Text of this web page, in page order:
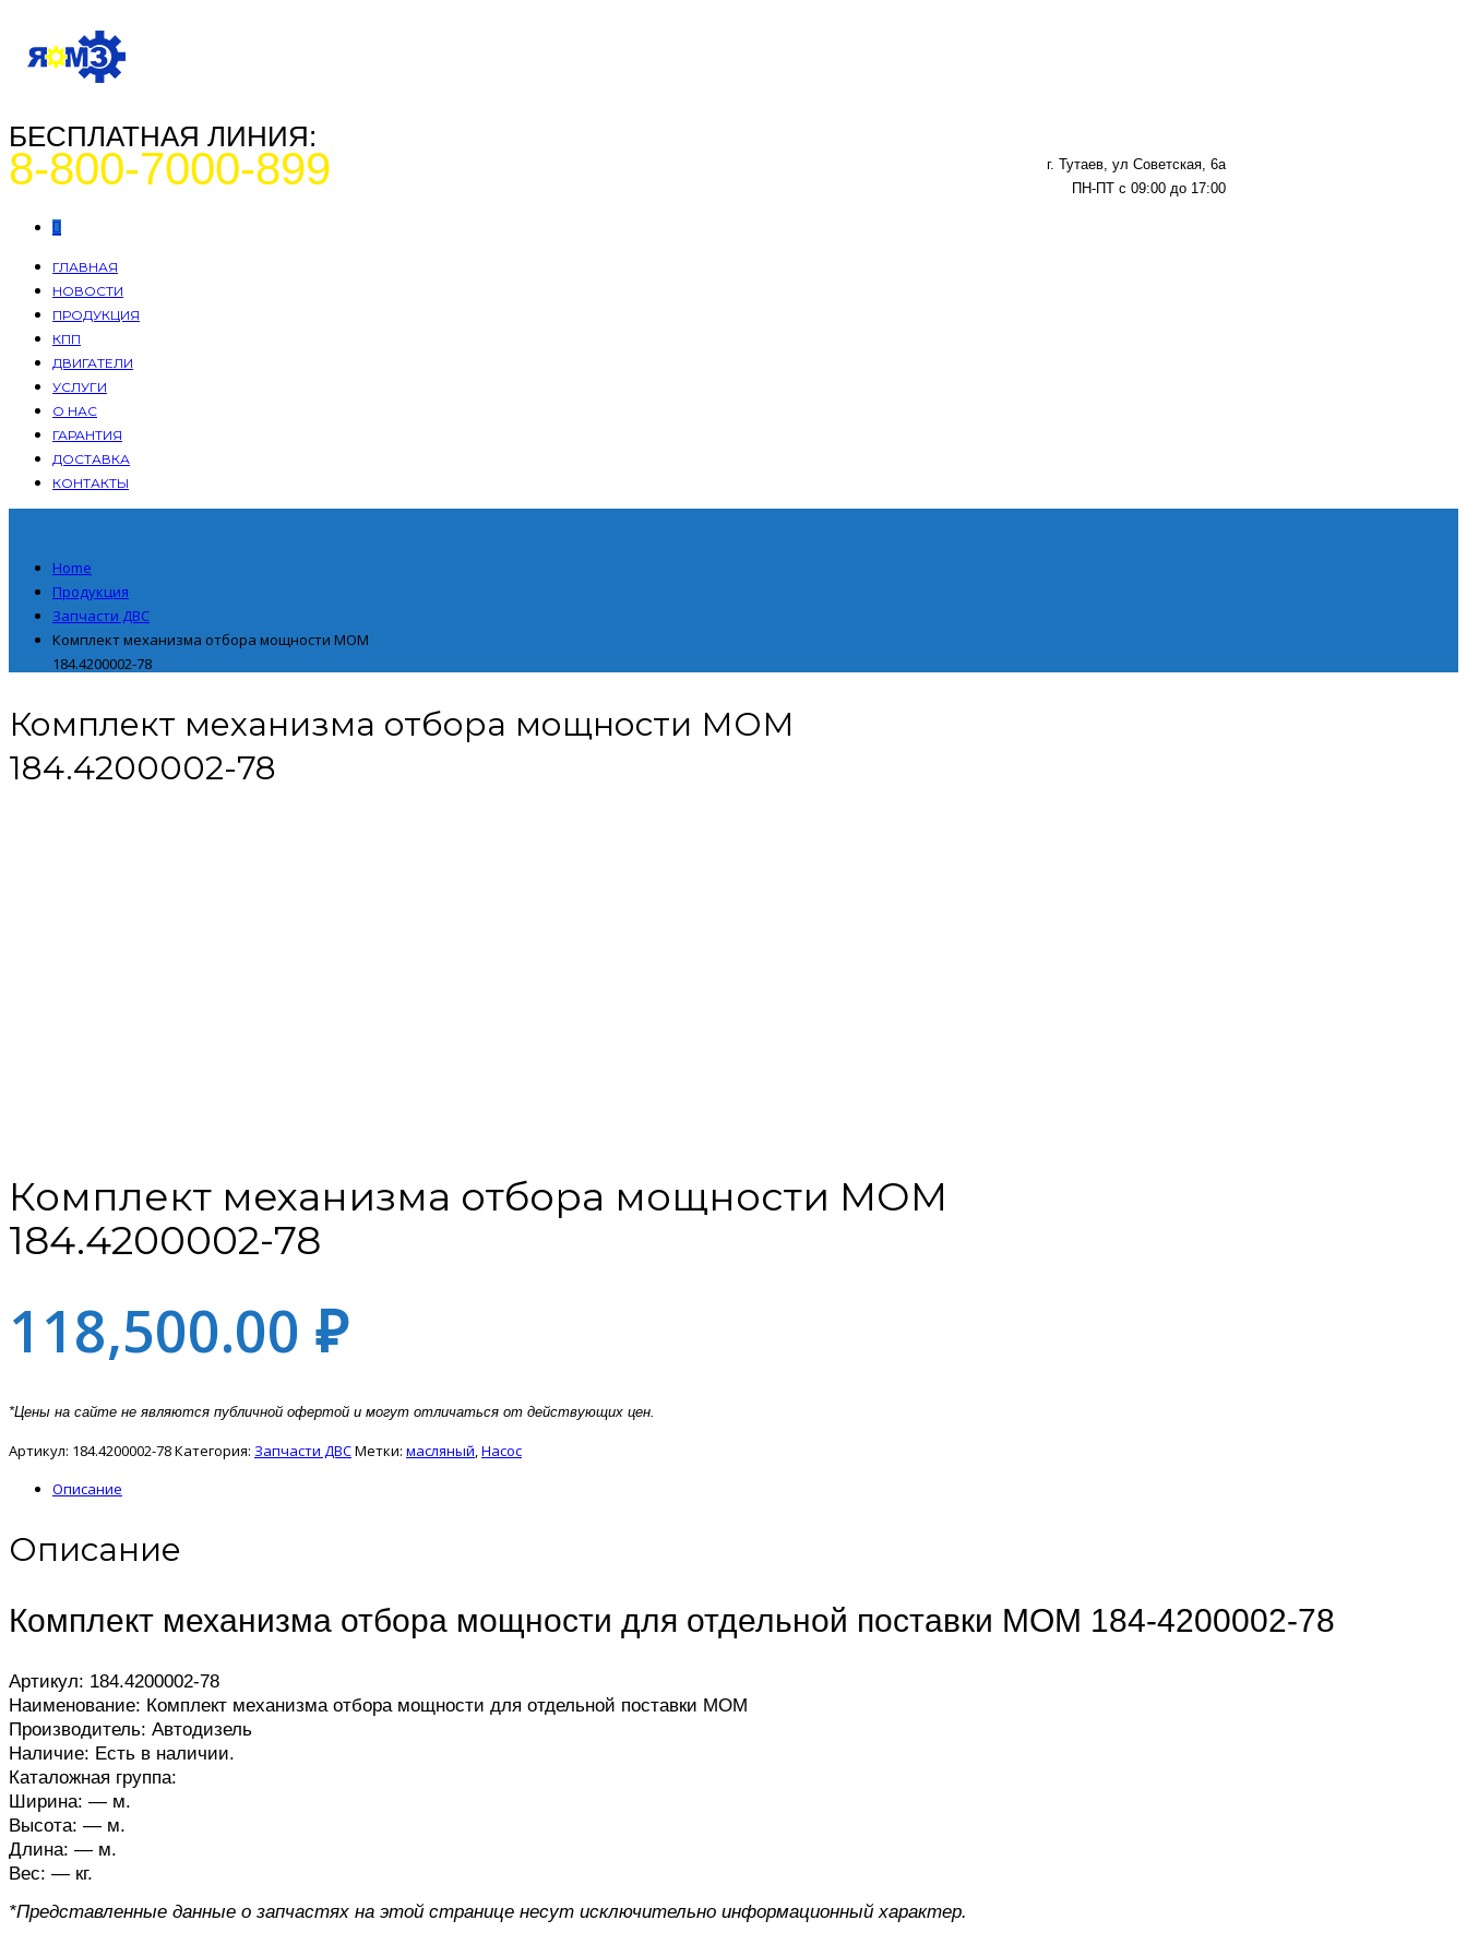
БЕСПЛАТНАЯ ЛИНИЯ:
8-800-7000-899
г. Тутаев, ул Советская, 6а
ПН-ПТ с 09:00 до 17:00
ГЛАВНАЯ
НОВОСТИ
ПРОДУКЦИЯ
КПП
ДВИГАТЕЛИ
УСЛУГИ
О НАС
ГАРАНТИЯ
ДОСТАВКА
КОНТАКТЫ
Home
Продукция
Запчасти ДВС
Комплект механизма отбора мощности МОМ
184.4200002-78
Комплект механизма отбора мощности МОМ
184.4200002-78
Комплект механизма отбора мощности МОМ
184.4200002-78
118,500.00 ₽
*Цены на сайте не являются публичной офертой и могут отличаться от действующих цен.
Артикул: 184.4200002-78Категория: Запчасти ДВСМетки: масляный,Насос
Описание
Описание
Комплект механизма отбора мощности для отдельной поставки МОМ 184-4200002-78
Артикул: 184.4200002-78
Наименование: Комплект механизма отбора мощности для отдельной поставки МОМ
Производитель: Автодизель
Наличие: Есть в наличии.
Каталожная группа:
Ширина: — м.
Высота: — м.
Длина: — м.
Вес: — кг.
*Представленные данные о запчастях на этой странице несут исключительно информационный характер.